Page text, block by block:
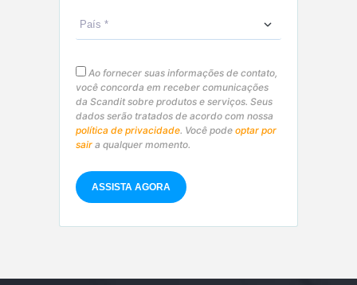
Ao fornecer suas informações de contato,
você concorda em receber comunicações
da Scandit sobre produtos e serviços. Seus
dados serão tratados de acordo com nossa
política de privacidade. Você pode optar por
sair a qualquer momento.